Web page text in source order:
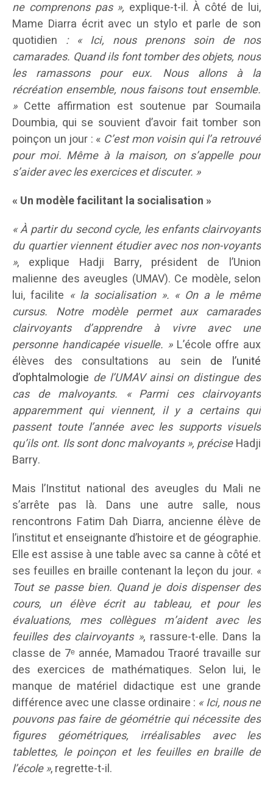
ne comprenons pas », explique-t-il. À côté de lui,
Mame Diarra écrit avec un stylo et parle de son
quotidien : « Ici, nous prenons soin de nos
camarades. Quand ils font tomber des objets, nous
les ramassons pour eux. Nous allons à la
récréation ensemble, nous faisons tout ensemble.
» Cette affirmation est soutenue par Soumaila
Doumbia, qui se souvient d’avoir fait tomber son
poinçon un jour : « C’est mon voisin qui l’a retrouvé
pour moi. Même à la maison, on s’appelle pour
s’aider avec les exercices et discuter. »
« Un modèle facilitant la socialisation »
« À partir du second cycle, les enfants clairvoyants
du quartier viennent étudier avec nos non-voyants
», explique Hadji Barry, président de l’Union
malienne des aveugles (UMAV). Ce modèle, selon
lui, facilite « la socialisation ». « On a le même
cursus. Notre modèle permet aux camarades
clairvoyants d’apprendre à vivre avec une
personne handicapée visuelle. » L’école offre aux
élèves des consultations au sein de l’unité
d’ophtalmologie de l’UMAV ainsi on distingue des
cas de malvoyants. « Parmi ces clairvoyants
apparemment qui viennent, il y a certains qui
passent toute l’année avec les supports visuels
qu’ils ont. Ils sont donc malvoyants », préciseHadji
Barry.
Mais l’Institut national des aveugles du Mali ne
s’arrête pas là. Dans une autre salle, nous
rencontrons Fatim Dah Diarra, ancienne élève de
l’institut et enseignante d’histoire et de géographie.
Elle est assise à une table avec sa canne à côté et
ses feuilles en braille contenant la leçon du jour. «
Tout se passe bien. Quand je dois dispenser des
cours, un élève écrit au tableau, et pour les
évaluations, mes collègues m’aident avec les
feuilles des clairvoyants », rassure-t-elle. Dans la
classe de 7ᵉ année, Mamadou Traoré travaille sur
des exercices de mathématiques. Selon lui, le
manque de matériel didactique est une grande
différence avec une classe ordinaire : « Ici, nous ne
pouvons pas faire de géométrie qui nécessite des
figures géométriques, irréalisables avec les
tablettes, le poinçon et les feuilles en braille de
l’école », regrette-t-il.